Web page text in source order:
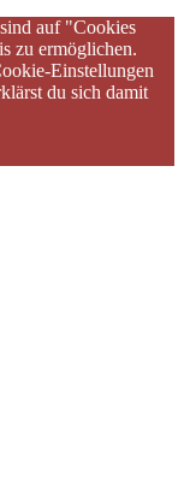
auf "Cookies
zu ermöglichen.
Einstellungen
du sich damit